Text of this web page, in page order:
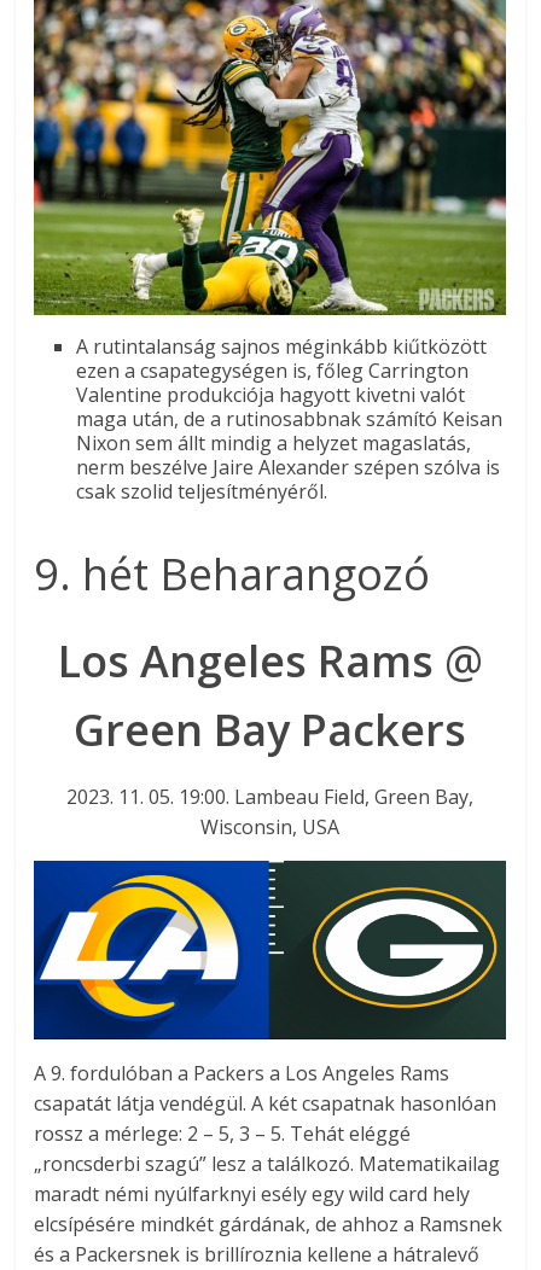
A rutintalanság sajnos méginkább kiűtközött
ezen a csapategységen is, főleg Carrington
Valentine produkciója hagyott kivetni valót
maga után, de a rutinosabbnak számító Keisan
Nixon sem állt mindig a helyzet magaslatás,
nerm beszélve Jaire Alexander szépen szólva is
csak szolid teljesítményéről.
9. hét Beharangozó
Los Angeles Rams @
Green Bay Packers
2023. 11. 05. 19:00. Lambeau Field, Green Bay,
Wisconsin, USA
A 9. fordulóban a Packers a Los Angeles Rams
csapatát látja vendégül. A két csapatnak hasonlóan
rossz a mérlege: 2 – 5, 3 – 5. Tehát eléggé
„roncsderbi szagú” lesz a találkozó. Matematikailag
maradt némi nyúlfarknyi esély egy wild card hely
elcsípésére mindkét gárdának, de ahhoz a Ramsnek
és a Packersnek is brillíroznia kellene a hátralevő